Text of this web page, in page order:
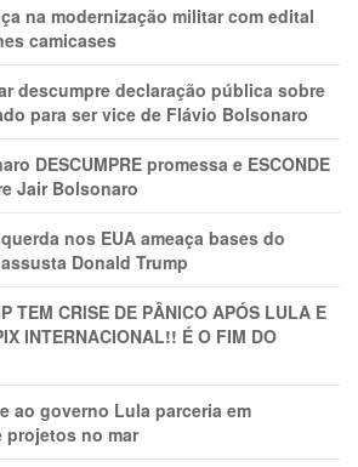
na modernização militar com edital
camicases
descumpre declaração pública sobre
para ser vice de Flávio Bolsonaro
DESCUMPRE promessa e ESCONDE
Jair Bolsonaro
nos EUA ameaça bases do
Donald Trump
TEM CRlSE DE PÂNlCO APÓS LULA E
INTERNACIONAL!! É O FIM DO
ao governo Lula parceria em
projetos no mar